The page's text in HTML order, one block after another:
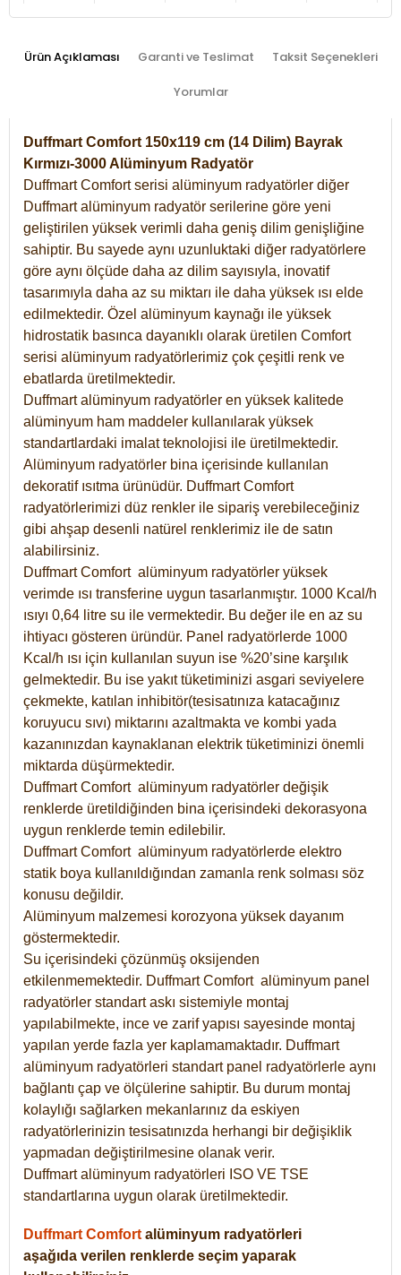
Ürün Açıklaması Garanti ve Teslimat Taksit Seçenekleri
Yorumlar
Duffmart Comfort 150x119 cm (14 Dilim) Bayrak
Kırmızı-3000 Alüminyum Radyatör
Duffmart Comfort serisi alüminyum radyatörler diğer
Duffmart alüminyum radyatör serilerine göre yeni
geliştirilen yüksek verimli daha geniş dilim genişliğine
sahiptir. Bu sayede aynı uzunluktaki diğer radyatörlere
göre aynı ölçüde daha az dilim sayısıyla, inovatif
tasarımıyla daha az su miktarı ile daha yüksek ısı elde
edilmektedir. Özel alüminyum kaynağı ile yüksek
hidrostatik basınca dayanıklı olarak üretilen Comfort
serisi alüminyum radyatörlerimiz çok çeşitli renk ve
ebatlarda üretilmektedir.
Duffmart alüminyum radyatörler en yüksek kalitede
alüminyum ham maddeler kullanılarak yüksek
standartlardaki imalat teknolojisi ile üretilmektedir.
Alüminyum radyatörler bina içerisinde kullanılan
dekoratif ısıtma ürünüdür. Duffmart Comfort
radyatörlerimizi düz renkler ile sipariş verebileceğiniz
gibi ahşap desenli natürel renklerimiz ile de satın
alabilirsiniz.
Duffmart Comfort alüminyum radyatörler yüksek
verimde ısı transferine uygun tasarlanmıştır. 1000 Kcal/h
ısıyı 0,64 litre su ile vermektedir. Bu değer ile en az su
ihtiyacı gösteren üründür. Panel radyatörlerde 1000
Kcal/h ısı için kullanılan suyun ise %20’sine karşılık
gelmektedir. Bu ise yakıt tüketiminizi asgari seviyelere
çekmekte, katılan inhibitör(tesisatınıza katacağınız
koruyucu sıvı) miktarını azaltmakta ve kombi yada
kazanınızdan kaynaklanan elektrik tüketiminizi önemli
miktarda düşürmektedir.
Duffmart Comfort alüminyum radyatörler değişik
renklerde üretildiğinden bina içerisindeki dekorasyona
uygun renklerde temin edilebilir.
DuffmartComfort alüminyum radyatörlerde elektro
statik boya kullanıldığından zamanla renk solması söz
konusu değildir.
Alüminyum malzemesi korozyona yüksek dayanım
göstermektedir.
Su içerisindeki çözünmüş oksijenden
etkilenmemektedir. DuffmartComfort alüminyum panel
radyatörler standart askı sistemiyle montaj
yapılabilmekte, ince ve zarif yapısı sayesinde montaj
yapılan yerde fazla yer kaplamamaktadır. Duffmart
alüminyum radyatörleri standart panel radyatörlerle aynı
bağlantı çap ve ölçülerine sahiptir. Bu durum montaj
kolaylığı sağlarken mekanlarınız da eskiyen
radyatörlerinizin tesisatınızda herhangi bir değişiklik
yapmadan değiştirilmesine olanak verir.
Duffmart alüminyum radyatörleri ISO VE TSE
standartlarına uygun olarak üretilmektedir.
Duffmart Comfort alüminyum radyatörleri
aşağıda verilen renklerde seçim yaparak